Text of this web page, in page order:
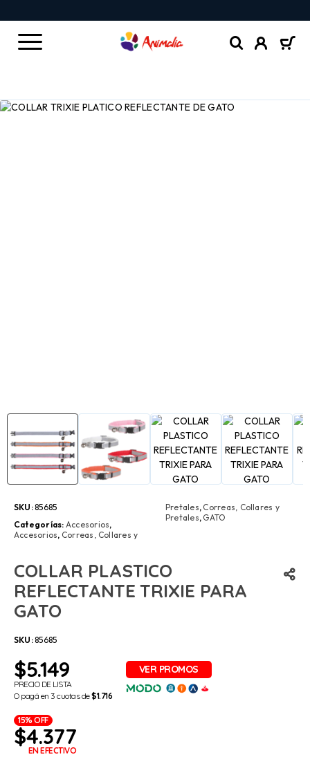
SKU:85685
Categorías: Accesorios,
Accesorios, Correas, Collares y
Pretales, Correas, Collares y
Pretales, GATO
COLLAR PLASTICO
REFLECTANTE TRIXIE PARA
GATO
SKU:85685
$5.149
PRECIO DE LISTA
O pagá en 3 cuotas de$1.716
15% OFF
$4.377
EN EFECTIVO